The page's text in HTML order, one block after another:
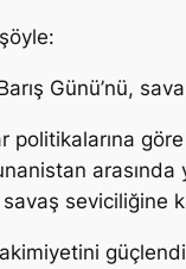
Günü’nü,
politikalarına
seviciliğine